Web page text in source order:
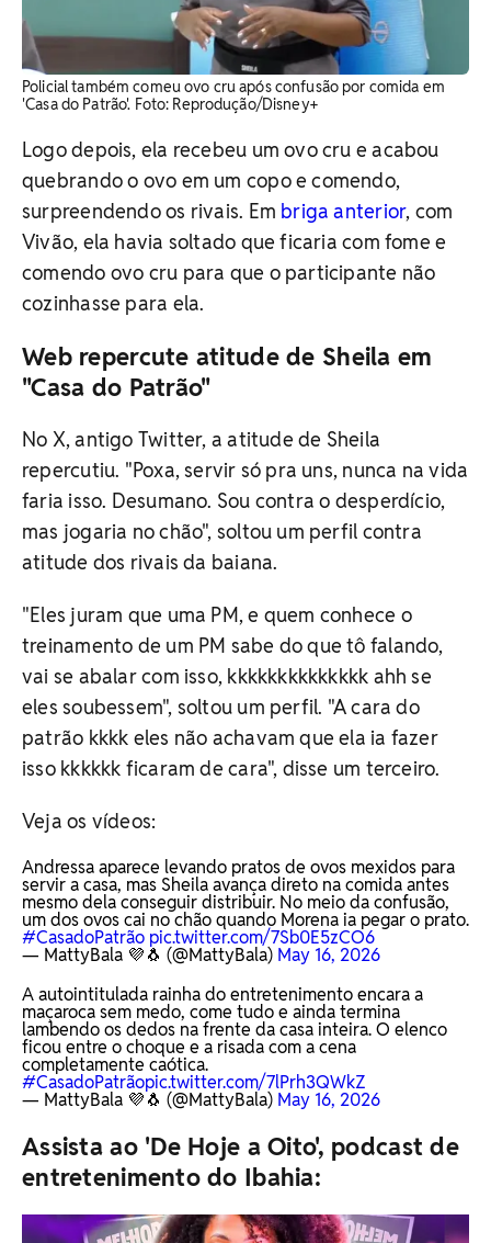
Policial também comeu ovo cru após confusão por comida em
'Casa do Patrão'. Foto: Reprodução/Disney+
Logo depois, ela recebeu um ovo cru e acabou
quebrando o ovo em um copo e comendo,
surpreendendo os rivais. Em briga anterior, com
Vivão, ela havia soltado que ficaria com fome e
comendo ovo cru para que o participante não
cozinhasse para ela.
Web repercute atitude de Sheila em
"Casa do Patrão"
No X, antigo Twitter, a atitude de Sheila
repercutiu. "Poxa, servir só pra uns, nunca na vida
faria isso. Desumano. Sou contra o desperdício,
mas jogaria no chão", soltou um perfil contra
atitude dos rivais da baiana.
"Eles juram que uma PM, e quem conhece o
treinamento de um PM sabe do que tô falando,
vai se abalar com isso, kkkkkkkkkkkkkk ahh se
eles soubessem", soltou um perfil. "A cara do
patrão kkkk eles não achavam que ela ia fazer
isso kkkkkk ficaram de cara", disse um terceiro.
Veja os vídeos:
Andressa aparece levando pratos de ovos mexidos para
servir a casa, mas Sheila avança direto na comida antes
mesmo dela conseguir distribuir. No meio da confusão,
um dos ovos cai no chão quando Morena ia pegar o prato.
#CasadoPatrão pic.twitter.com/7Sb0E5zCO6
— MattyBala 💜🐧 (@MattyBala) May 16, 2026
A autointitulada rainha do entretenimento encara a
maçaroca sem medo, come tudo e ainda termina
lambendo os dedos na frente da casa inteira. O elenco
ficou entre o choque e a risada com a cena
completamente caótica.
#CasadoPatrãopic.twitter.com/7lPrh3QWkZ
— MattyBala 💜🐧 (@MattyBala) May 16, 2026
Assista ao 'De Hoje a Oito', podcast de
entretenimento do Ibahia: